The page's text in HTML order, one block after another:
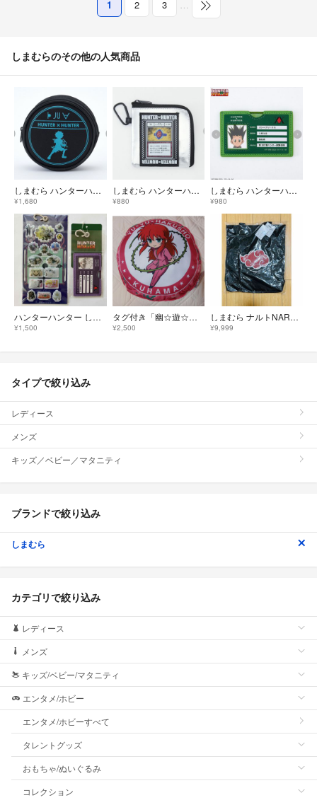
1 2 3 …
しまむらのその他の人気商品
しまむら ハンターハンター コラボ ポーチ グッズ キルア ヒソカ tシャツ
¥1,680
しまむら ハンターハンター コラボ コインケース グッズ キルア ヒソカ ゴン
¥880
しまむら ハンターハンター コラボ カードケース グッズ ゴン キルア ヒソカ
¥980
ハンターハンター しまむら キルア マルチカードケース ハンターハンター シール
¥1,500
タグ付き「幽☆遊☆白書 蔵馬ラウンドクッション」しまむら
¥2,500
しまむら ナルトNARUTO 暁 トートバッグ
¥9,999
タイプで絞り込み
レディース
メンズ
キッズ／ベビー／マタニティ
ブランドで絞り込み
しまむら
カテゴリで絞り込み
レディース
メンズ
キッズ/ベビー/マタニティ
エンタメ/ホビー
エンタメ/ホビーすべて
タレントグッズ
おもちゃ/ぬいぐるみ
コレクション